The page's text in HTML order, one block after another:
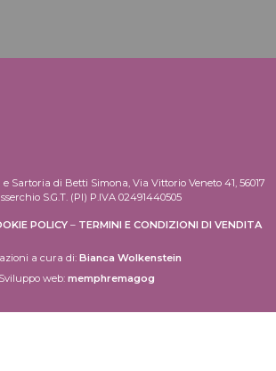
e Sartoria di Betti Simona, Via Vittorio Veneto 41, 56017
S.G.T. (PI) P.IVA 02491440505
POLICY – TERMINI E CONDIZIONI DI VENDITA
a cura di: Bianca Wolkenstein
Sviluppo web: memphremagog